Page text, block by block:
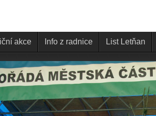
akce Info z radnice List Letňan